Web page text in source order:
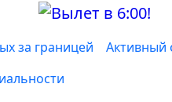
за границей Активный